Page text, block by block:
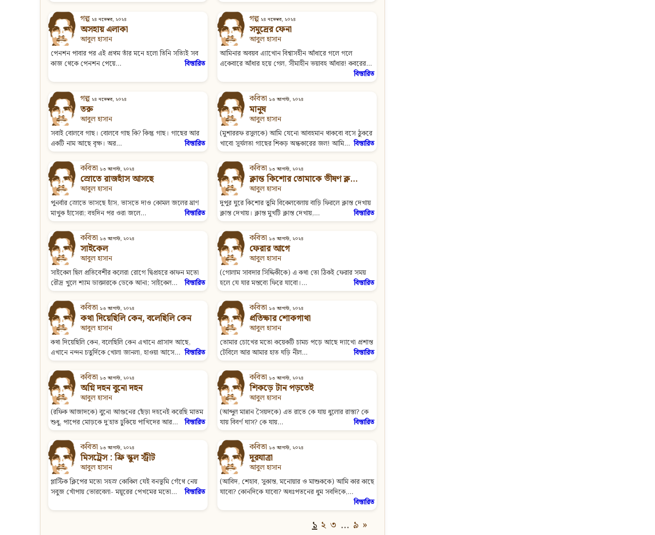
গল্প ২৪ নভেম্বর, ২০২৪
অসহায় এলাকা
আবুল হাসান
পেনশন পাবার পর এই প্রথম তাঁর মনে হলো তিনি সত্যিই সব
কাজ থেকে পেনশন পেয়ে...
বিস্তারিত
গল্প ২৪ নভেম্বর, ২০২৪
সমুদ্রের ফেনা
আবুল হাসান
আমিনার অবয়ব এ্যাখোন বিশ্বাসহীন আঁধারে গলে গলে
একেবারে আঁধার হয়ে গেল, সীমাহীন ভয়াবহ আঁধার! কবরের...
বিস্তারিত
গল্প ২৪ নভেম্বর, ২০২৪
তরু
আবুল হাসান
সবাই বোলবে গাছ। বোলবে গাছ কি? কিন্তু গাছ। গাছের আর
একটি নাম আছে বৃক্ষ। অর...
বিস্তারিত
কবিতা ১৩ আগস্ট, ২০২৪
মানুষ
আবুল হাসান
(মুশাররফ রসুলকে) আমি যেনো আবহমান থাকবো বসে ঠুকরে
খাবো সূর্যলতা গাছের শিকড় অন্ধকারের জল! আমি... বিস্তারিত
কবিতা ১৩ আগস্ট, ২০২৪
স্রোতে রাজহাঁস আসছে
আবুল হাসান
পুনর্বার স্রোতে ভাসছে হাঁস, ভাসতে দাও কোমল জলের ঘ্রাণ
মাখুক হাঁসেরা; বহুদিন পর ওরা জলে...
বিস্তারিত
কবিতা ১৩ আগস্ট, ২০২৪
ক্লান্ত কিশোর তোমাকে ভীষণ ক্ল…
আবুল হাসান
দুপুর ঘুরে কিশোর তুমি বিকেলবেলায় বাড়ি ফিরলে ক্লান্ত দেখায়
ক্লান্ত দেখায়। ক্লান্ত মুখটি ক্লান্ত দেখায়,...
বিস্তারিত
কবিতা ১৩ আগস্ট, ২০২৪
সাইকেল
আবুল হাসান
সাইকেল ছিল প্রতিবেশীর কলেরা রোগে দ্বিপ্রহরে কাফন মতো
রৌদ্র খুলে শ্যাম ডাক্তারকে ডেকে আনা; সাইকেল...
বিস্তারিত
কবিতা ১৩ আগস্ট, ২০২৪
ফেরার আগে
আবুল হাসান
(গোলাম সাবদার সিদ্দিকীকে) এ কথা তো ঠিকই ফেরার সময়
হলে যে যার মন্তব্যে ফিরে যাবো।...
বিস্তারিত
কবিতা ১৩ আগস্ট, ২০২৪
কথা দিয়েছিলি কেন, বলেছিলি কেন
আবুল হাসান
কথা দিয়েছিলি কেন, বলেছিলি কেন এখানে প্রাসাদ আছে,
এখানে নন্দন চতুর্দিকে খোলা জানলা, হাওয়া আসে... বিস্তারিত
কবিতা ১৩ আগস্ট, ২০২৪
প্রতিক্ষার শোকগাথা
আবুল হাসান
তোমার চোখের মতো কয়েকটি চামচ পড়ে আছে দ্যাখো প্রশান্ত
টেবিলে আর আমার হাত ঘড়ি নীল...
বিস্তারিত
কবিতা ১৩ আগস্ট, ২০২৪
অগ্নি দহন বুনো দহন
আবুল হাসান
(রফিক আজাদকে) বুনো আগুনের ছেঁড়া দহনেই করেছি মাতম
শুধু, পাপের মোড়কে দু’হাত ঢুকিয়ে পাখিদের আর...
বিস্তারিত
কবিতা ১৩ আগস্ট, ২০২৪
শিকড়ে টান পড়তেই
আবুল হাসান
(আব্দুল মান্নান সৈয়দকে) এত রাতে কে যায় ধুলোর রাস্তা? কে
যায় বিবর্ণ ঘাস? কে যায়...
বিস্তারিত
কবিতা ১৩ আগস্ট, ২০২৪
মিসট্রেস : ফ্রি স্কুল স্ট্রীট
আবুল হাসান
প্লাস্টিক ক্লিপের মতো সহস্র কোকিল যেই বনভূমি গেঁথে নেয়
সবুজ খোঁপায় ভোরবেলা- ময়ূরের পেখমের মতো...
বিস্তারিত
কবিতা ১৩ আগস্ট, ২০২৪
দূরযাত্রা
আবুল হাসান
(আবিদ, শেহাব, সুকান্ত, মনোয়ার ও মাশুককে) আমি কার কাছে
যাবো? কোনদিকে যাবো? অধঃপতনের ধুম সবদিকে,...
বিস্তারিত
১ ২ ৩ … ৯ »